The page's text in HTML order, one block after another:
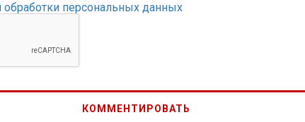
персональных данных